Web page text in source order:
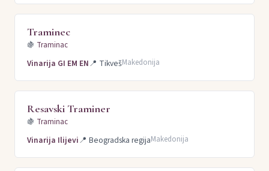
Traminec
🍇 Traminac
Vinarija GI EM EN📍 TikvešMakedonija
Resavski Traminer
🍇 Traminac
Vinarija Ilijevi📍 Beogradska regijaMakedonija